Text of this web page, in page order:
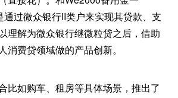
通过微众银行II类户来实现其贷款、支
理解为微众银行继微粒贷之后，借助
消费贷领域做的产品创新。
比如购车、租房等具体场景，推出了